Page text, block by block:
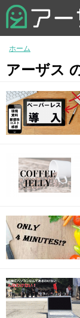
ホーム
アーザス